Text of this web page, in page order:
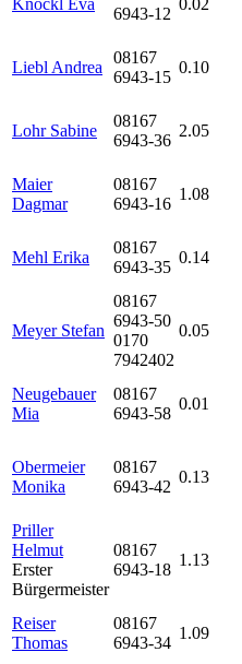
Knöckl Eva
6943-12
0.02
Liebl Andrea
08167
6943-15
0.10
Lohr Sabine
08167
6943-36
2.05
Maier
Dagmar
08167
6943-16
1.08
Mehl Erika
08167
6943-35
0.14
Meyer Stefan
08167
6943-50
0170
7942402
0.05
Neugebauer
Mia
08167
6943-58
0.01
Obermeier
Monika
08167
6943-42
0.13
Priller
Helmut
Erster
Bürgermeister
08167
6943-18
1.13
Reiser
Thomas
08167
6943-34
1.09